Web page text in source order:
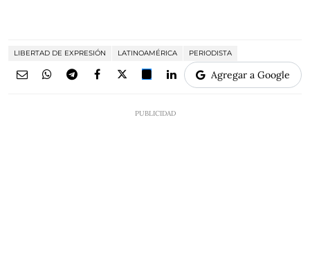
LIBERTAD DE EXPRESIÓN LATINOAMÉRICA PERIODISTA
Agregar a Google